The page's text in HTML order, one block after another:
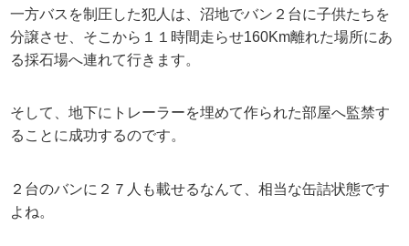
一方バスを制圧した犯人は、沼地でバン２台に子供たちを
分譲させ、そこから１１時間走らせ160Km離れた場所にあ
る採石場へ連れて行きます。
そして、地下にトレーラーを埋めて作られた部屋へ監禁す
ることに成功するのです。
２台のバンに２７人も載せるなんて、相当な缶詰状態です
よね。